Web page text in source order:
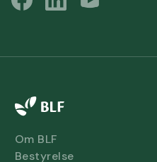
Om BLF
Bestyrelse